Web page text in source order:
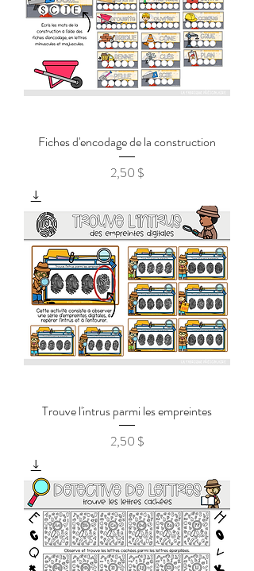
Fiches d'encodage de la construction
Prix
2,50 $
Trouve l'intrus parmi les empreintes
Prix
2,50 $